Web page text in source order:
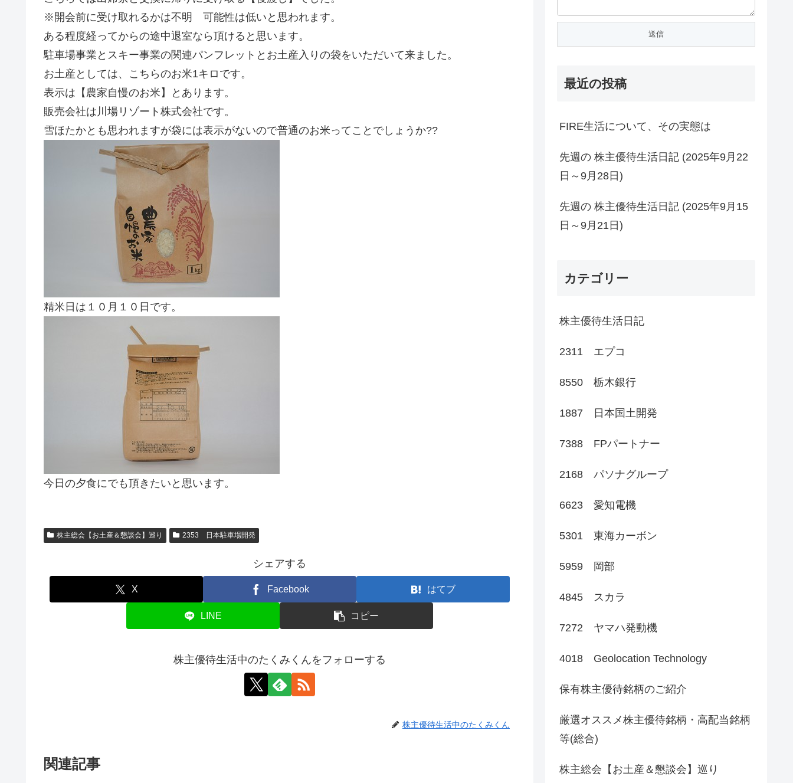
※開会前に受け取れるかは不明 可能性は低いと思われます。
ある程度経ってからの途中退室なら頂けると思います。
駐車場事業とスキー事業の関連パンフレットとお土産入りの袋をいただいて来ました。
お土産としては、こちらのお米1キロです。
表示は【農家自慢のお米】とあります。
販売会社は川場リゾート株式会社です。
雪ほたかとも思われますが袋には表示がないので普通のお米ってことでしょうか??
精米日は１０月１０日です。
今日の夕食にでも頂きたいと思います。
株主総会【お土産＆懇談会】巡り 2353 日本駐車場開発
シェアする
X Facebook はてブ
LINE コピー
株主優待生活中のたくみくんをフォローする
株主優待生活中のたくみくん
関連記事
最近の投稿
FIRE生活について、その実態は
先週の 株主優待生活日記 (2025年9月22
日～9月28日)
先週の 株主優待生活日記 (2025年9月15
日～9月21日)
カテゴリー
株主優待生活日記
2311 エプコ
8550 栃木銀行
1887 日本国土開発
7388 FPパートナー
2168 パソナグループ
6623 愛知電機
5301 東海カーボン
5959 岡部
4845 スカラ
7272 ヤマハ発動機
4018 Geolocation Technology
保有株主優待銘柄のご紹介
厳選オススメ株主優待銘柄・高配当銘柄
等(総合)
株主総会【お土産＆懇談会】巡り